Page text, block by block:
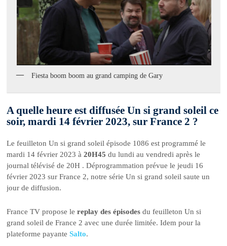
Fiesta boom boom au grand camping de Gary
A quelle heure est diffusée Un si grand soleil ce
soir, mardi 14 février 2023, sur France 2 ?
Le feuilleton Un si grand soleil épisode 1086 est programmé le
mardi 14 février 2023 à20H45 du lundi au vendredi après le
journal télévisé de 20H . Déprogrammation prévue le jeudi 16
février 2023 sur France 2, notre série Un si grand soleil saute un
jour de diffusion.
France TV propose lereplay des épisodes du feuilleton Un si
grand soleil de France 2 avec une durée limitée. Idem pour la
plateforme payanteSalto.